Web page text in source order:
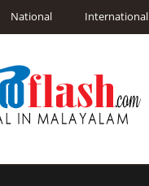
National International